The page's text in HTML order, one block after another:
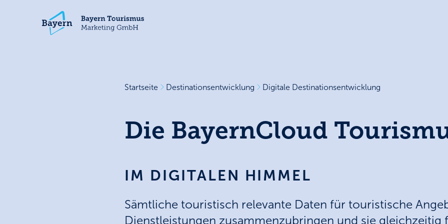
Startseite Destinationsentwicklung Digitale Destinationsentwicklung
Die BayernCloud
IM DIGITALEN HIMMEL
Sämtliche touristisch relevante Daten für touristische
Dienstleistungen zusammenzubringen und sie gleichzeitig